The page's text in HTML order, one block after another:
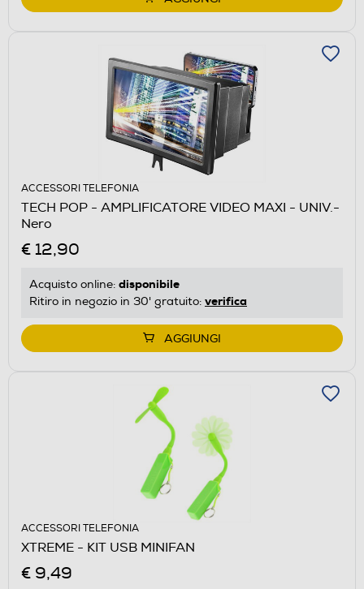
ACCESSORI TELEFONIA
TECH POP - AMPLIFICATORE VIDEO MAXI - UNIV.-
Nero
€ 12,90
Acquisto online: disponibile
Ritiro in negozio in 30' gratuito: verifica
AGGIUNGI
ACCESSORI TELEFONIA
XTREME - KIT USB MINIFAN
€ 9,49